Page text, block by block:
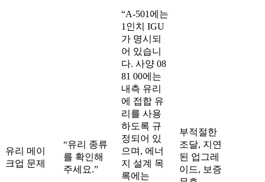
유리 메이
크업 문제
“유리 종류
를 확인해
주세요.”
“A-501에는
1인치 IGU
가 명시되
어 있습니
다. 사양 08
81 00에는
내측 유리
에 접합 유
리를 사용
하도록 규
정되어 있
으며, 에너
지 설계 목
록에는
부적절한
조달, 지연
된 업그레
이드, 보증